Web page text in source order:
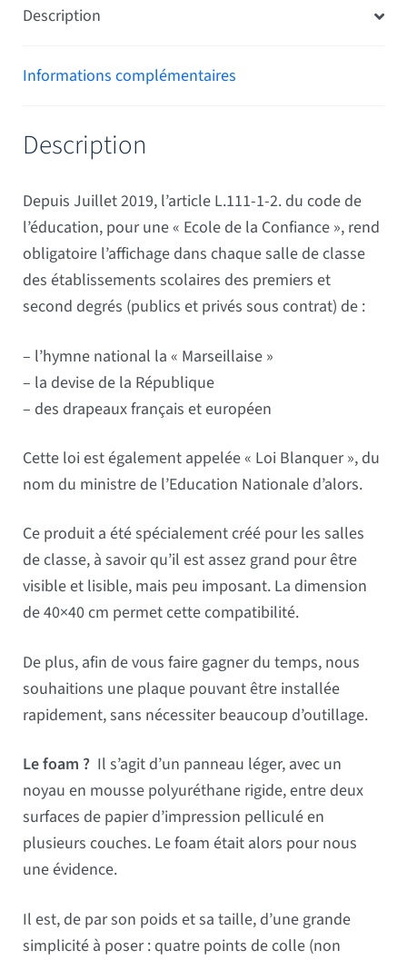
Description
Informations complémentaires
Description
Depuis Juillet 2019, l’article L.111-1-2. du code de
l’éducation, pour une « Ecole de la Confiance », rend
obligatoire l’affichage dans chaque salle de classe
des établissements scolaires des premiers et
second degrés (publics et privés sous contrat) de :
– l’hymne national la « Marseillaise »
– la devise de la République
– des drapeaux français et européen
Cette loi est également appelée « Loi Blanquer », du
nom du ministre de l’Education Nationale d’alors.
Ce produit a été spécialement créé pour les salles
de classe, à savoir qu’il est assez grand pour être
visible et lisible, mais peu imposant. La dimension
de 40×40 cm permet cette compatibilité.
De plus, afin de vous faire gagner du temps, nous
souhaitions une plaque pouvant être installée
rapidement, sans nécessiter beaucoup d’outillage.
Le foam ? Il s’agit d’un panneau léger, avec un
noyau en mousse polyuréthane rigide, entre deux
surfaces de papier d’impression pelliculé en
plusieurs couches. Le foam était alors pour nous
une évidence.
Il est, de par son poids et sa taille, d’une grande
simplicité à poser : quatre points de colle (non